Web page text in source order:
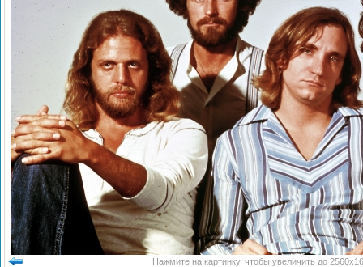
Нажмите на картинку, чтобы увеличить до